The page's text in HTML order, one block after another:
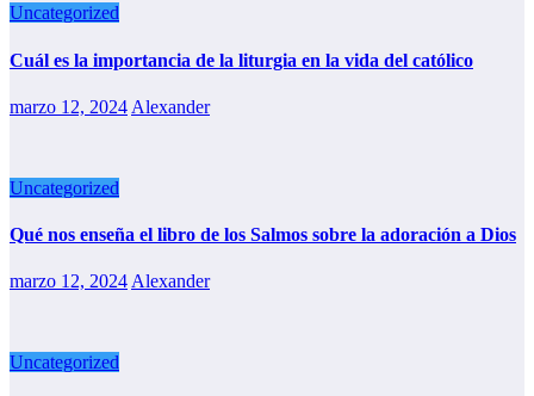
Uncategorized
Cuál es la importancia de la liturgia en la vida del católico
marzo 12, 2024 Alexander
Uncategorized
Qué nos enseña el libro de los Salmos sobre la adoración a Dios
marzo 12, 2024Alexander
Uncategorized